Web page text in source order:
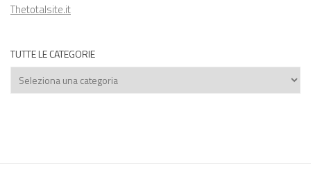
Thetotalsite.it
TUTTE LE CATEGORIE
Tutte
le